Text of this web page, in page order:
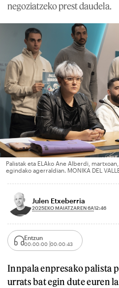
negoziatzeko prest daudela.
Palistak eta ELAko Ane Alberdi,
egindako agerraldian. MONIKA DEL
Julen Etxeberria
2025EKO MAIATZAREN 6A12:46
Entzun
00:00:00 00:00:43
Innpala enpresako palista
urrats bat egin dute euren